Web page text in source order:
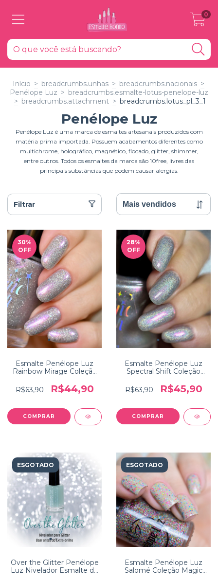
0
Início > breadcrumbs.unhas > breadcrumbs.nacionais >
Penélope Luz > breadcrumbs.esmalte-lotus-penelope-luz
> breadcrumbs.attachment > breadcrumbs.lotus_pl_3_1
Penélope Luz
Penélope Luz é uma marca de esmaltes artesanais produzidos com
matéria prima importada. Possuem acabamentos diferentes como
multichrome, holográfico, magnético, flocado, glitter, shimmer,
entre outros. Todos os esmaltes da marca são 10free, livres das
principais substâncias que podem causar alergias.
Filtrar
30%
OFF
Esmalte Penélope Luz
Rainbow Mirage Coleção
R$63,90
R$44,90
28%
OFF
Esmalte Penélope Luz
Spectral Shift Coleção
R$63,90
R$45,90
ESGOTADO
Over the Glitter Penélope
Luz Nivelador Esmalte de
ESGOTADO
Esmalte Penélope Luz
Salomé Coleção Magic